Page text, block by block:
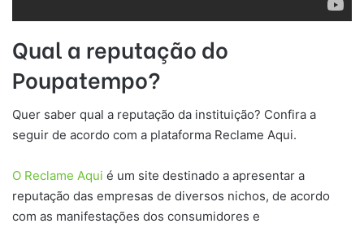
Qual a reputação do
Poupatempo?
Quer saber qual a reputação da instituição? Confira a
seguir de acordo com a plataforma Reclame Aqui.
O Reclame Aqui é um site destinado a apresentar a
reputação das empresas de diversos nichos, de acordo
com as manifestações dos consumidores e